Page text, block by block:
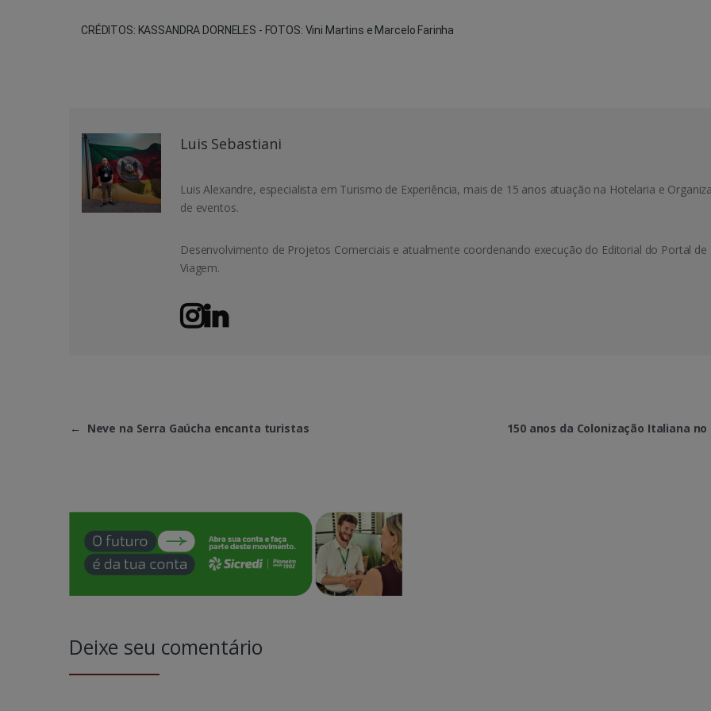
CRÉDITOS: KASSANDRA DORNELES - FOTOS: Vini Martins e Marcelo Farinha
Luis Sebastiani
Luis Alexandre, especialista em Turismo de Experiência, mais de 15 anos atuação na Hotelaria e
de eventos.
Desenvolvimento de Projetos Comerciais e atualmente coordenando execução do Editorial do Portal de
Viagem.
← Neve na Serra Gaúcha encanta turistas 150 anos da Colonização Italiana
Deixe seu comentário